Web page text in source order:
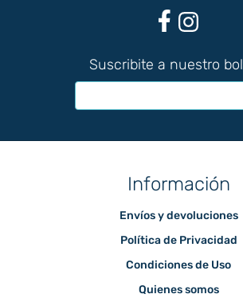
Suscribite a nuestro
Información
Envíos y devoluciones
Política de Privacidad
Condiciones de Uso
Quienes somos